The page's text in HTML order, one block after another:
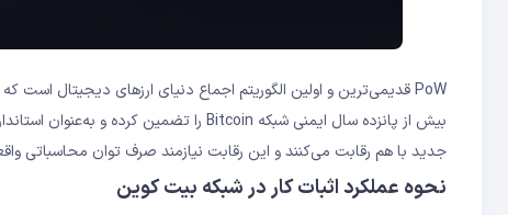
PoW قدیمی‌ترین و اولین الگوریتم اجماع دنیای ارزهای دیجیتال است که « ساتوشی ناکاموتو » آن را در سال ۲۰۰۸ برای
جدید با هم رقابت می‌کنند و این رقابت نیازمند صرف توان محاسباتی
نحوه عملکرد اثبات کار در شبکه بیت ‌کوین